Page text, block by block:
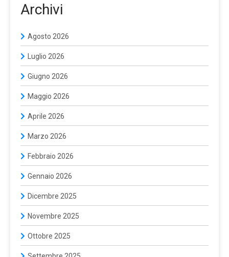
Archivi
Agosto 2026
Luglio 2026
Giugno 2026
Maggio 2026
Aprile 2026
Marzo 2026
Febbraio 2026
Gennaio 2026
Dicembre 2025
Novembre 2025
Ottobre 2025